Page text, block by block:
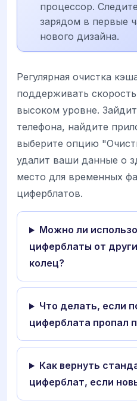
процессор.
зарядом в первые
нового дизайна.
Регулярная очистка
поддерживать
высоком уровне.
телефона, найдите
выберите опцию
удалит ваши данные о
место для временных
циферблатов.
Можно ли
циферблаты от
колец?
Что делать, если
циферблата пропал
Как вернуть
циферблат, если